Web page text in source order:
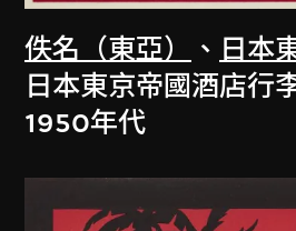
佚名（東亞） 、 日本
日本東京帝國酒店行
1950年代